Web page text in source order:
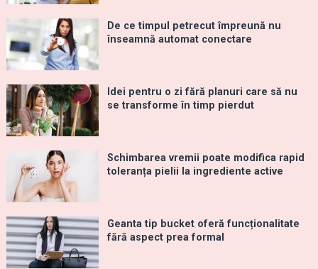
De ce timpul petrecut împreună nu
înseamnă automat conectare
Idei pentru o zi fără planuri care să nu
se transforme în timp pierdut
Schimbarea vremii poate modifica rapid
toleranța pielii la ingrediente active
Geanta tip bucket oferă funcționalitate
fără aspect prea formal